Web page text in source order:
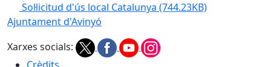
Sol·licitud d'ús local Catalunya (744.23KB)
Ajuntament d'Avinyó
Xarxes socials: